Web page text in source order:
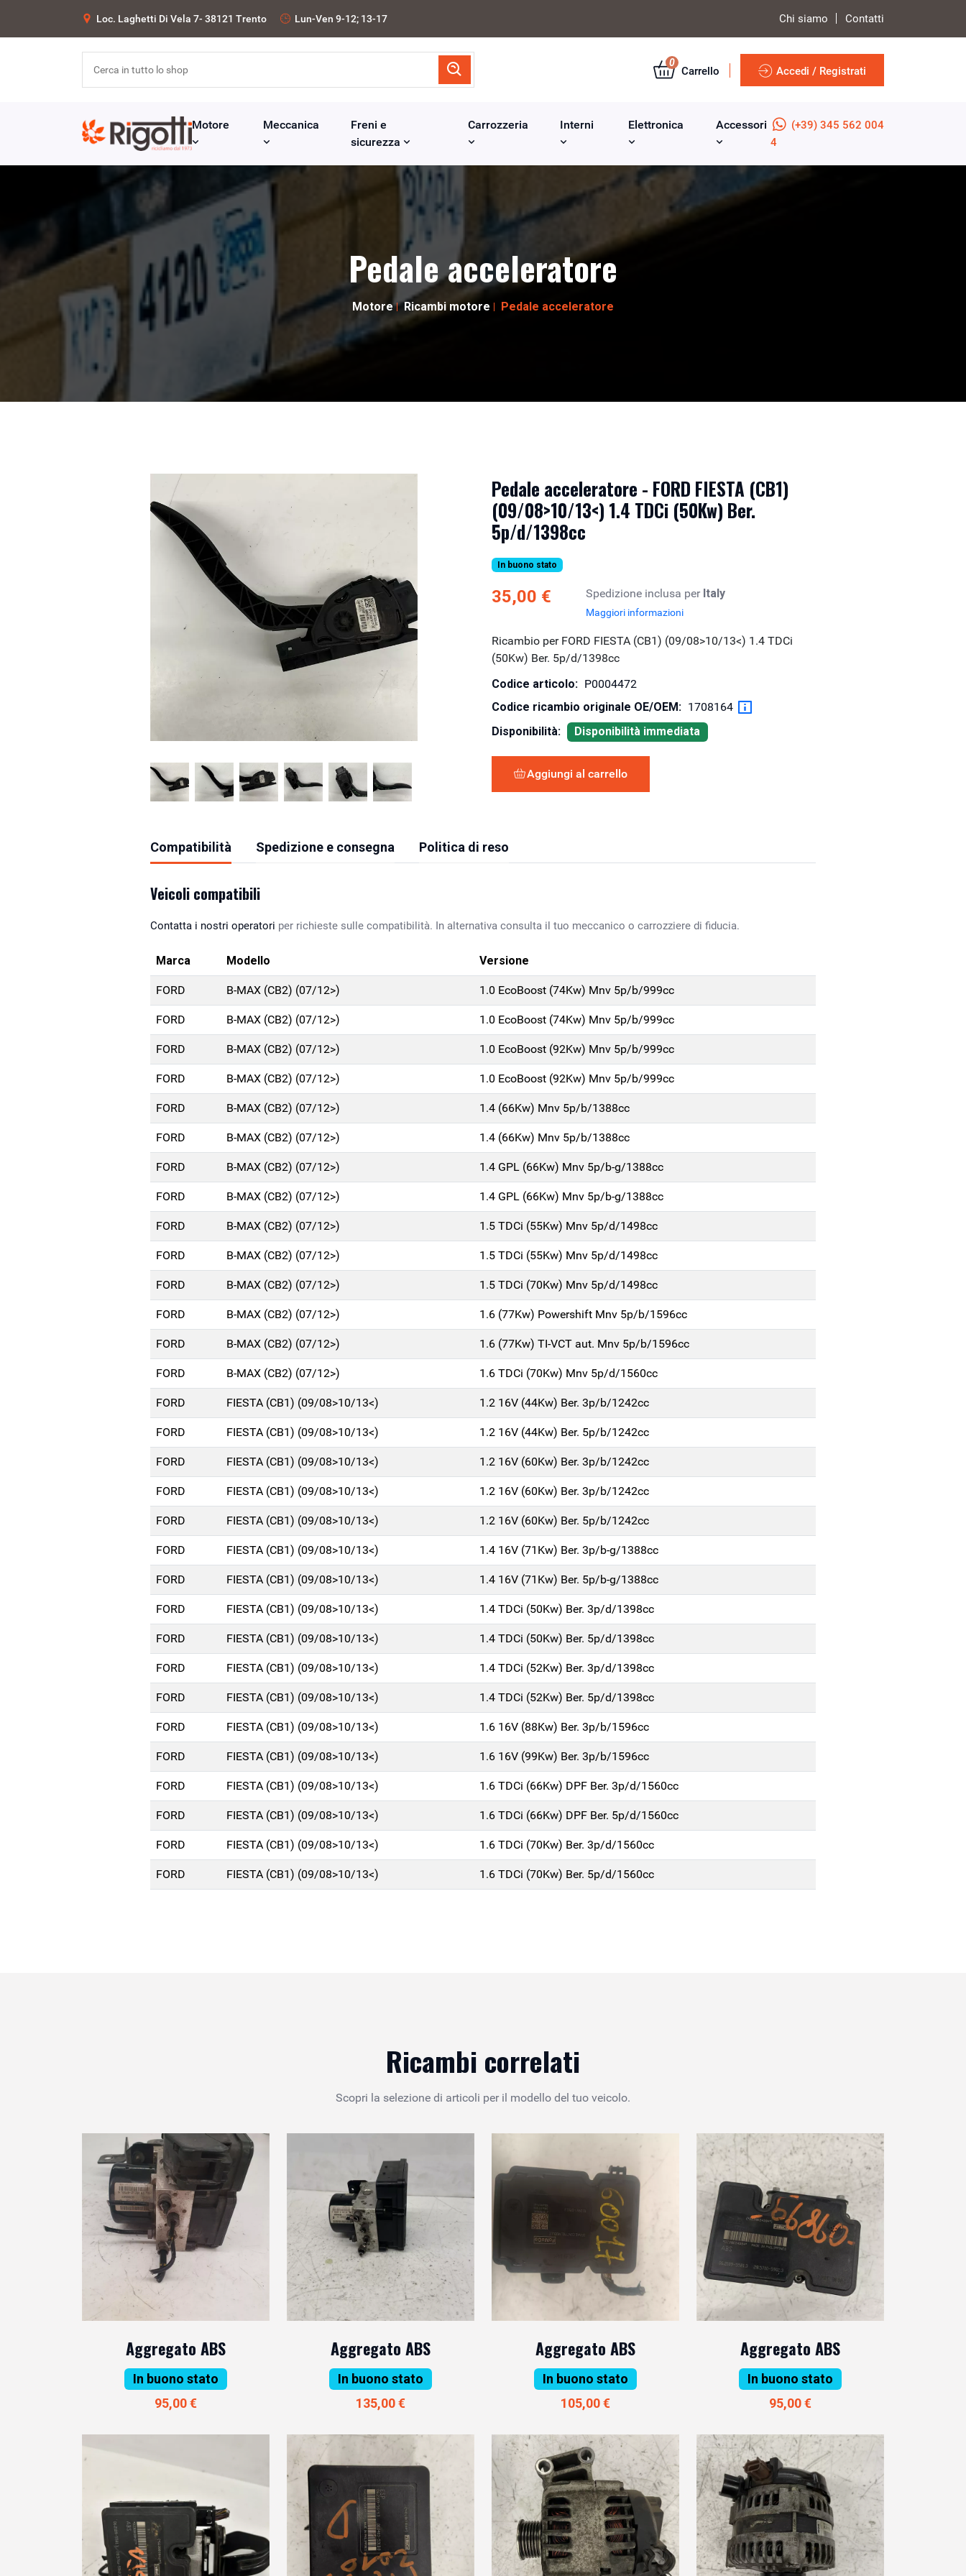
Loc. Laghetti Di Vela 7- 38121 Trento Lun-Ven 9-12; 13-17 Chi siamo Contatti
0
Carrello Accedi / Registrati
Motore Meccanica
Freni e
sicurezza
Carrozzeria Interni Elettronica Accessori
(+39) 345 562 004
4
Pedale acceleratore
Motore Ricambi motore Pedale acceleratore
Pedale acceleratore - FORD FIESTA (CB1)
(09/08>10/13<) 1.4 TDCi (50Kw) Ber.
5p/d/1398cc
In buono stato
35,00 € Spedizione inclusa per Italy
Maggiori informazioni
Ricambio per FORD FIESTA (CB1) (09/08>10/13<) 1.4 TDCi
(50Kw) Ber. 5p/d/1398cc
Codice articolo: P0004472
Codice ricambio originale OE/OEM: 1708164
Disponibilità:
Disponibilità immediata
Aggiungi al carrello
Compatibilità Spedizione e consegna Politica di reso
Veicoli compatibili
Contatta i nostri operatori per richieste sulle compatibilità. In alternativa consulta il tuo meccanico o carrozziere di fiducia.
Marca Modello Versione
FORD B-MAX (CB2) (07/12>) 1.0 EcoBoost (74Kw) Mnv 5p/b/999cc
FORD B-MAX (CB2) (07/12>) 1.0 EcoBoost (74Kw) Mnv 5p/b/999cc
FORD B-MAX (CB2) (07/12>) 1.0 EcoBoost (92Kw) Mnv 5p/b/999cc
FORD B-MAX (CB2) (07/12>) 1.0 EcoBoost (92Kw) Mnv 5p/b/999cc
FORD B-MAX (CB2) (07/12>) 1.4 (66Kw) Mnv 5p/b/1388cc
FORD B-MAX (CB2) (07/12>) 1.4 (66Kw) Mnv 5p/b/1388cc
FORD B-MAX (CB2) (07/12>) 1.4 GPL (66Kw) Mnv 5p/b-g/1388cc
FORD B-MAX (CB2) (07/12>) 1.4 GPL (66Kw) Mnv 5p/b-g/1388cc
FORD B-MAX (CB2) (07/12>) 1.5 TDCi (55Kw) Mnv 5p/d/1498cc
FORD B-MAX (CB2) (07/12>) 1.5 TDCi (55Kw) Mnv 5p/d/1498cc
FORD B-MAX (CB2) (07/12>) 1.5 TDCi (70Kw) Mnv 5p/d/1498cc
FORD B-MAX (CB2) (07/12>) 1.6 (77Kw) Powershift Mnv 5p/b/1596cc
FORD B-MAX (CB2) (07/12>) 1.6 (77Kw) TI-VCT aut. Mnv 5p/b/1596cc
FORD B-MAX (CB2) (07/12>) 1.6 TDCi (70Kw) Mnv 5p/d/1560cc
FORD FIESTA (CB1) (09/08>10/13<) 1.2 16V (44Kw) Ber. 3p/b/1242cc
FORD FIESTA (CB1) (09/08>10/13<) 1.2 16V (44Kw) Ber. 5p/b/1242cc
FORD FIESTA (CB1) (09/08>10/13<) 1.2 16V (60Kw) Ber. 3p/b/1242cc
FORD FIESTA (CB1) (09/08>10/13<) 1.2 16V (60Kw) Ber. 3p/b/1242cc
FORD FIESTA (CB1) (09/08>10/13<) 1.2 16V (60Kw) Ber. 5p/b/1242cc
FORD FIESTA (CB1) (09/08>10/13<) 1.4 16V (71Kw) Ber. 3p/b-g/1388cc
FORD FIESTA (CB1) (09/08>10/13<) 1.4 16V (71Kw) Ber. 5p/b-g/1388cc
FORD FIESTA (CB1) (09/08>10/13<) 1.4 TDCi (50Kw) Ber. 3p/d/1398cc
FORD FIESTA (CB1) (09/08>10/13<) 1.4 TDCi (50Kw) Ber. 5p/d/1398cc
FORD FIESTA (CB1) (09/08>10/13<) 1.4 TDCi (52Kw) Ber. 3p/d/1398cc
FORD FIESTA (CB1) (09/08>10/13<) 1.4 TDCi (52Kw) Ber. 5p/d/1398cc
FORD FIESTA (CB1) (09/08>10/13<) 1.6 16V (88Kw) Ber. 3p/b/1596cc
FORD FIESTA (CB1) (09/08>10/13<) 1.6 16V (99Kw) Ber. 3p/b/1596cc
FORD FIESTA (CB1) (09/08>10/13<) 1.6 TDCi (66Kw) DPF Ber. 3p/d/1560cc
FORD FIESTA (CB1) (09/08>10/13<) 1.6 TDCi (66Kw) DPF Ber. 5p/d/1560cc
FORD FIESTA (CB1) (09/08>10/13<) 1.6 TDCi (70Kw) Ber. 3p/d/1560cc
FORD FIESTA (CB1) (09/08>10/13<) 1.6 TDCi (70Kw) Ber. 5p/d/1560cc
Ricambi correlati
Scopri la selezione di articoli per il modello del tuo veicolo.
Aggregato ABS
In buono stato
95,00 €
Aggregato ABS
In buono stato
135,00 €
Aggregato ABS
In buono stato
105,00 €
Aggregato ABS
In buono stato
95,00 €